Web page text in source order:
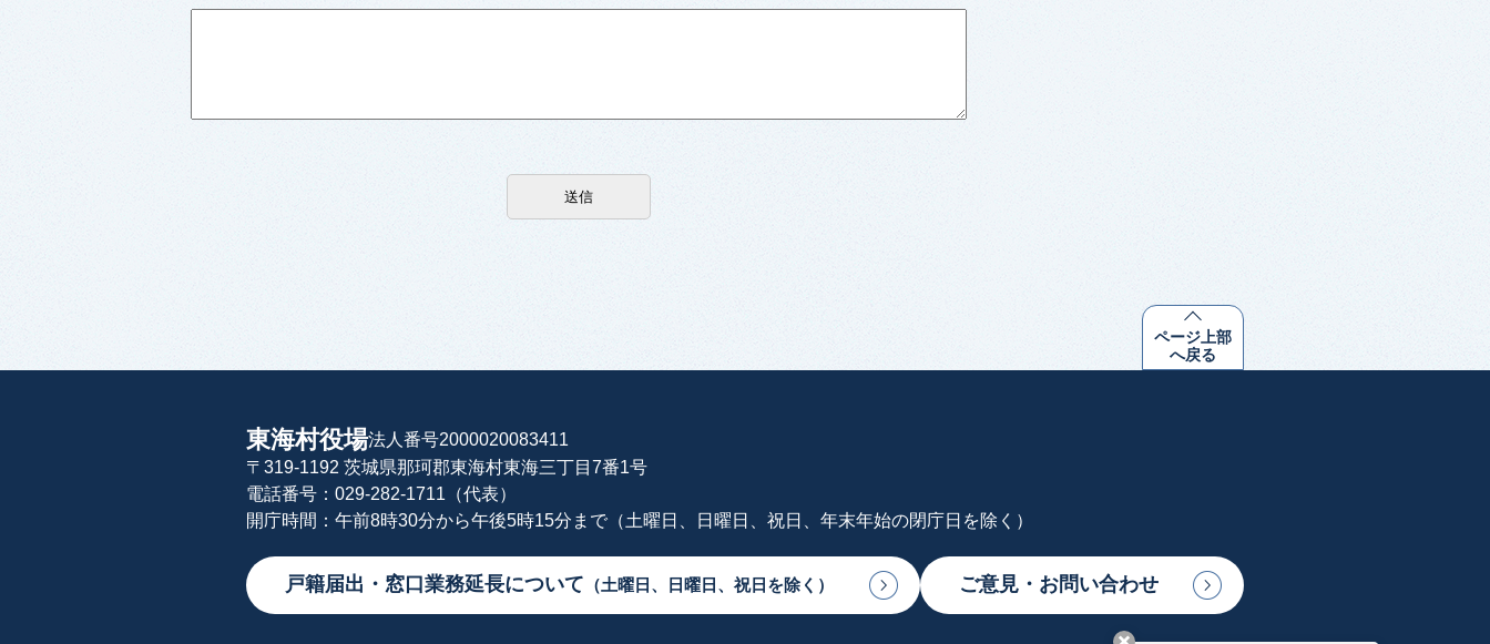
ページ上部
へ戻る
東海村役場法人番号2000020083411
〒319-1192 茨城県那珂郡東海村東海三丁目7番1号
電話番号：029-282-1711（代表）
開庁時間：午前8時30分から午後5時15分まで（土曜日、日曜日、祝日、年末年始の閉庁日を除く）
戸籍届出・窓口業務延長について （土曜日、日曜日、祝日を除く） ご意見・お問い合わせ